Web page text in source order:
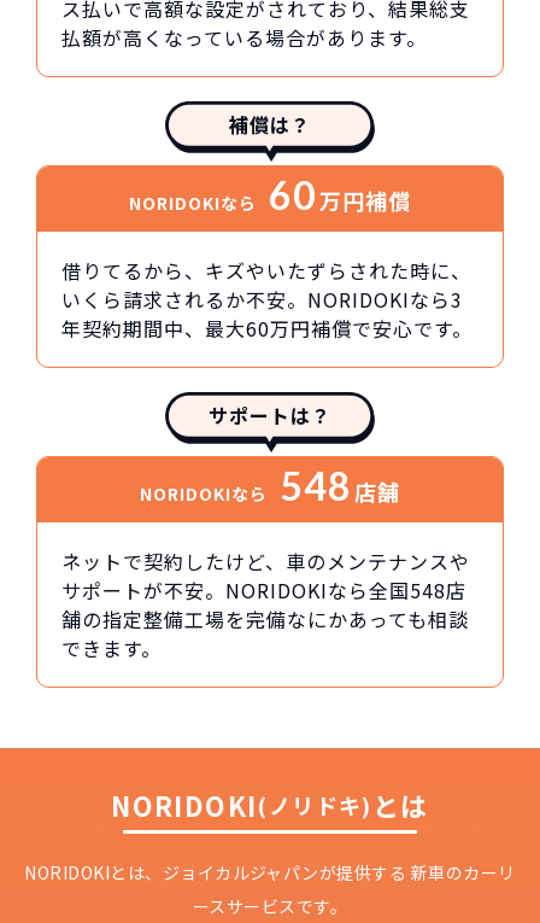
ス払いで高額な設定がされており、結果総支
払額が高くなっている場合があります。
補償は？
NORIDOKIなら 60万円補償
借りてるから、キズやいたずらされた時に、
いくら請求されるか不安。NORIDOKIなら3
年契約期間中、最大60万円補償で安心です。
サポートは？
NORIDOKIなら 548 店舗
ネットで契約したけど、車のメンテナンスや
サポートが不安。NORIDOKIなら全国548店
舗の指定整備工場を完備なにかあっても相談
できます。
NORIDOKI(ノリドキ) とは
NORIDOKIとは、ジョイカルジャパンが提供する 新車のカーリ
ースサービスです。